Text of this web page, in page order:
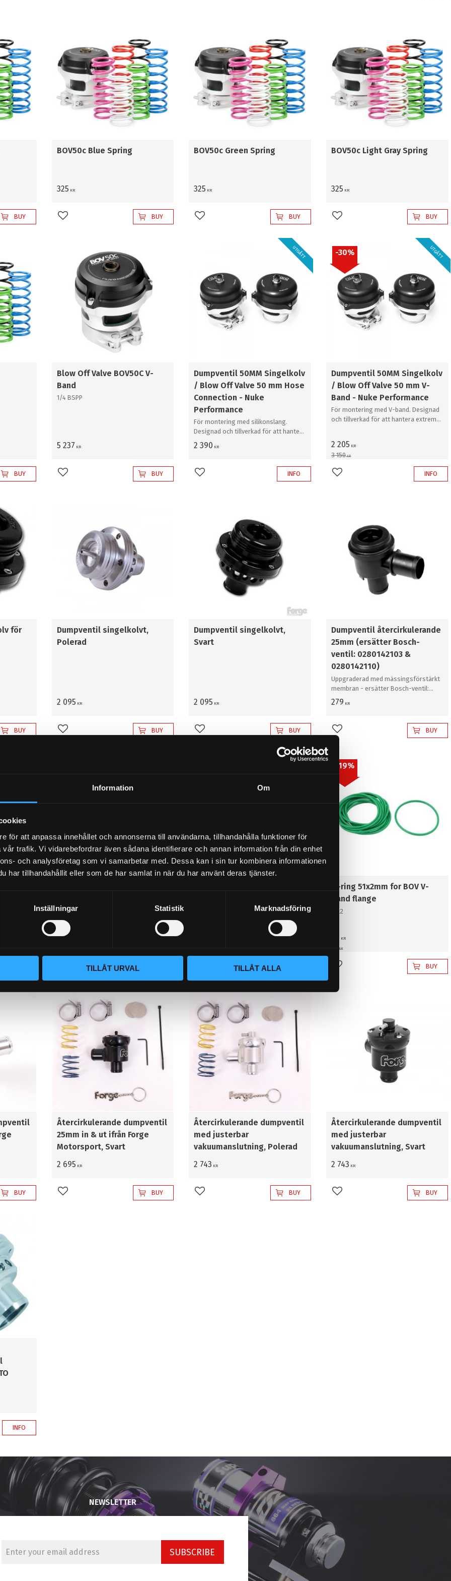
Information Om
för att anpassa innehållet och annonserna till användarna, tillhandahålla funktioner för
trafik. Vi vidarebefordrar även sådana identifierare och annan information från din enhet
och analysföretag som vi samarbetar med. Dessa kan i sin tur kombinera informationen
har tillhandahållit eller som de har samlat in när du har använt deras tjänster.
Inställningar Statistik Marknadsföring
TILLÅT URVAL TILLÅT ALLA
BUY
BOV50c Blue Spring
325 KR
Add to favorites BUY
BOV50c Green Spring
325 KR
Add to favorites BUY
BOV50c Light Gray Spring
325 KR
Add to favorites BUY
BUY
Blow Off Valve BOV50C V-
Band
1/4 BSPP
5 237 KR
Add to favorites BUY
Dumpventil 50MM Singelkolv
/ Blow Off Valve 50 mm Hose
Connection - Nuke
Performance
För montering med silikonslang.
Designad och tillverkad för att hantera
extrema mängder ström med samma
kännetecken som alla våra prestanda
2 390 KR
UTGÅTT
Add to favorites INFO
Dumpventil 50MM Singelkolv
/ Blow Off Valve 50 mm V-
Band - Nuke Performance
För montering med V-band. Designad
och tillverkad för att hantera extrema
produkter.
2 205 KR
3 150KR
30% UTGÅTT
Add to favorites INFO
för
BUY
Dumpventil singelkolvt,
Polerad
2 095 KR
Add to favorites BUY
Dumpventil singelkolvt,
Svart
2 095 KR
Add to favorites BUY
Dumpventil återcirkulerande
25mm (ersätter Bosch-
ventil: 0280142103 &
0280142110)
Uppgraderad med mässingsförstärkt
membran - ersätter Bosch-ventil:
0280142103 & 0280142110
279 KR
Add to favorites BUY
(stainless steel)
386
Add to favorites Add to favorites
O-ring 51x2mm for BOV V-
Band flange
51x2
KR
KR
19%
Add to favorites BUY
BUY
Återcirkulerande dumpventil
25mm in & ut ifrån Forge
Motorsport, Svart
2 695 KR
Add to favorites BUY
Återcirkulerande dumpventil
med justerbar
vakuumanslutning, Polerad
2 743 KR
Add to favorites BUY
Återcirkulerande dumpventil
med justerbar
vakuumanslutning, Svart
2 743 KR
Add to favorites BUY
INFO
NEWSLETTER
SUBSCRIBE